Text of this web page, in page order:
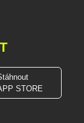
STORE